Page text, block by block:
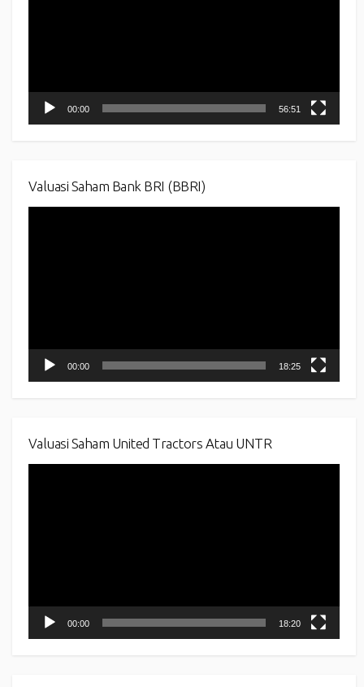
00:00 56:51
Valuasi Saham Bank BRI (BBRI)
00:00 18:25
Valuasi Saham United Tractors Atau UNTR
00:00 18:20